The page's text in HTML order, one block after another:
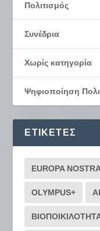
Πολιτισμός
Συνέδρια
Χωρίς κατηγορία
Ψηφιοποίηση
ΕΤΙΚΈΤΕΣ
EUROPA
OLYMPUS+